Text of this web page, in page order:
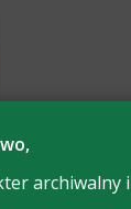
archiwalny